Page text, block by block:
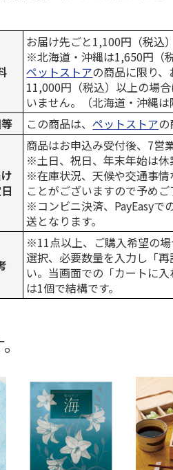
お届け先ごと1,100円（税込）
※北海道・沖縄は1,650円（税
ペットストアの商品に限り
11,000円（税込）以上の場
いません。（北海道・沖縄は
この商品は、ペットストアの
商品はお申込み受付後、7営
※土日、祝日、年末年始は休
※在庫状況、天候や交通事情
ことがございますので予めご
※コンビニ決済、PayEasyで
送となります。
※11点以上、ご購入希望の
選択、必要数量を入力し「
い。当画面での「カートに
は1個で結構です。